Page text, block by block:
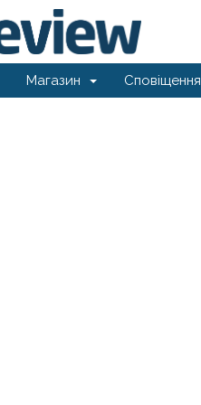
Магазин Сповіщення